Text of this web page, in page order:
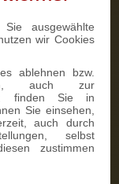
ausgewählte
wir Cookies
ablehnen bzw.
auch zur
finden Sie in
Sie einsehen,
auch durch
selbst
zustimmen
Stück auf Wunsch